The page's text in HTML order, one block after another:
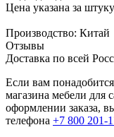
Цена указана за
Производство: Китай
Отзывы
Доставка по всей
Если вам
магазина мебели для
оформлении заказа,
телефона +7 800 201-